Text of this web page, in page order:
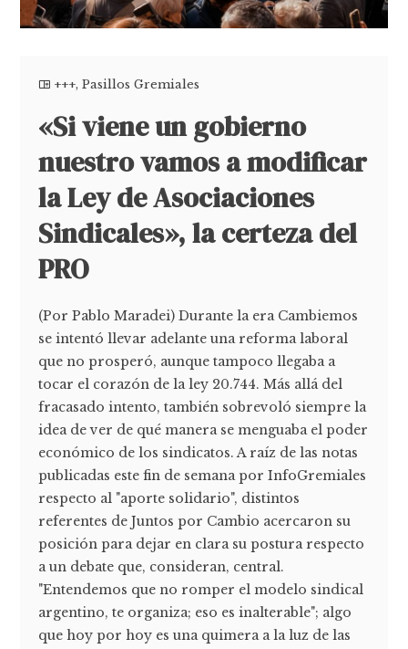
+++,Pasillos Gremiales
«Si viene un gobierno
nuestro vamos a modificar
la Ley de Asociaciones
Sindicales», la certeza del
PRO
(Por Pablo Maradei) Durante la era Cambiemos
se intentó llevar adelante una reforma laboral
que no prosperó, aunque tampoco llegaba a
tocar el corazón de la ley 20.744. Más allá del
fracasado intento, también sobrevoló siempre la
idea de ver de qué manera se menguaba el poder
económico de los sindicatos. A raíz de las notas
publicadas este fin de semana por InfoGremiales
respecto al "aporte solidario", distintos
referentes de Juntos por Cambio acercaron su
posición para dejar en clara su postura respecto
a un debate que, consideran, central.
"Entendemos que no romper el modelo sindical
argentino, te organiza; eso es inalterable"; algo
que hoy por hoy es una quimera a la luz de las